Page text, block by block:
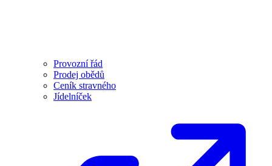
Provozní řád
Prodej obědů
Ceník stravného
Jídelníček